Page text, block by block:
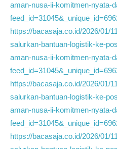
aman-nusa-ii-komitmen-nyata-
https://bacasaja.co.id/2026/01/
salurkan-bantuan-logistik-ke-
aman-nusa-ii-komitmen-nyata-
https://bacasaja.co.id/2026/01/
salurkan-bantuan-logistik-ke-
aman-nusa-ii-komitmen-nyata-
https://bacasaja.co.id/2026/01/